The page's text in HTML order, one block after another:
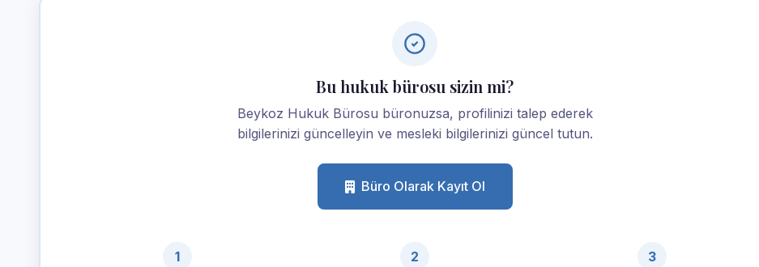
Bu hukuk bürosu sizin mi?
Beykoz Hukuk Bürosu büronuzsa, profilinizi talep ederek
bilgilerinizi güncelleyin ve mesleki bilgilerinizi güncel tutun.
Büro Olarak Kayıt Ol
1 2 3